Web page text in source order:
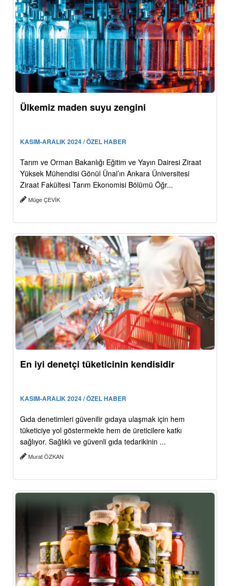
Ülkemiz maden suyu zengini
KASIM-ARALIK 2024 / ÖZEL HABER
Tarım ve Orman Bakanlığı Eğitim ve Yayın Dairesi Ziraat
Yüksek Mühendisi Gönül Ünal’ın Ankara Üniversitesi
Ziraat Fakültesi Tarım Ekonomisi Bölümü Öğr...
Müge ÇEVİK
En iyi denetçi tüketicinin kendisidir
KASIM-ARALIK 2024 / ÖZEL HABER
Gıda denetimleri güvenilir gıdaya ulaşmak için hem
tüketiciye yol göstermekte hem de üreticilere katkı
sağlıyor. Sağlıklı ve güvenli gıda tedarikinin ...
Murat ÖZKAN